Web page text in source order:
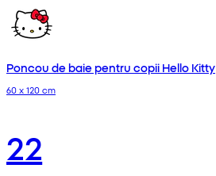
Poncou de baie pentru copii Hello Kitty
60 x 120 cm
22